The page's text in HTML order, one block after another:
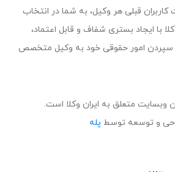
قبلی هر وکیل، به شما در انتخاب
با ایجاد بستری شفاف و قابل اعتماد،
سپردن امور حقوقی خود به وکیل متخصص
وبسایت متعلق به ایران وکلا است.
و توسعه توسط پله